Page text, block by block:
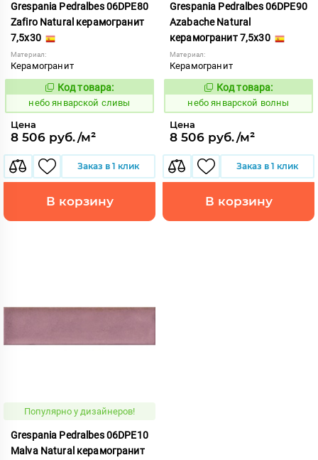
Grespania Pedralbes 06DPE80
Zafiro Natural керамогранит
7,5x30
Материал:
Керамогранит
Код:
1124636
Код товара:
небо январской сливы
Цена
8 506 руб./м²
Заказ в 1 клик
В корзину
Grespania Pedralbes 06DPE90
Azabache Natural
керамогранит 7,5x30
Материал:
Керамогранит
Код:
1124637
Код товара:
небо январской волны
Цена
8 506 руб./м²
Заказ в 1 клик
В корзину
Популярно у дизайнеров!
Grespania Pedralbes 06DPE10
Malva Natural керамогранит